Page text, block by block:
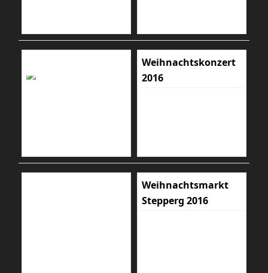
Weihnachtskonzert
2016
Weihnachtsmarkt
Stepperg 2016